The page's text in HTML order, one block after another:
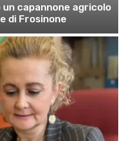
capannone agricolo
di Frosinone